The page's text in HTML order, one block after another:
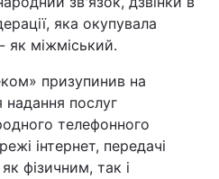
яка окупувала
як міжміський.
призупинив на
надання послуг
телефонного
інтернет, передачі
фізичним, так і